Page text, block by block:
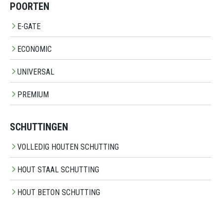
POORTEN
E-GATE
ECONOMIC
UNIVERSAL
PREMIUM
SCHUTTINGEN
VOLLEDIG HOUTEN SCHUTTING
HOUT STAAL SCHUTTING
HOUT BETON SCHUTTING